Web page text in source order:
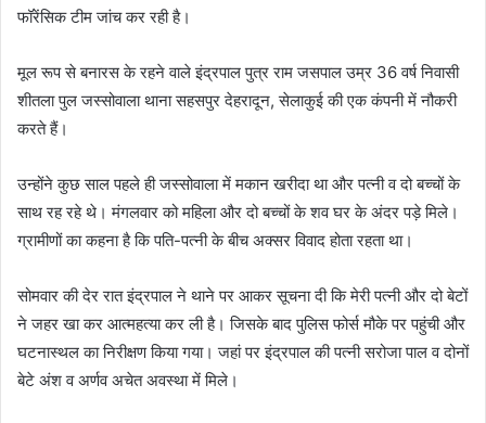
फॉरेंसिक टीम जांच कर रही है।
मूल रूप से बनारस के रहने वाले इंद्रपाल पुत्र राम जसपाल उम्र 36 वर्ष निवासी
शीतला पुल जस्सोवाला थाना सहसपुर देहरादून, सेलाकुई की एक कंपनी में नौकरी
करते हैं।
उन्होंने कुछ साल पहले ही जस्सोवाला में मकान खरीदा था और पत्नी व दो बच्चों के
साथ रह रहे थे। मंगलवार को महिला और दो बच्चों के शव घर के अंदर पड़े मिले।
ग्रामीणों का कहना है कि पति-पत्नी के बीच अक्सर विवाद होता रहता था।
सोमवार की देर रात इंद्रपाल ने थाने पर आकर सूचना दी कि मेरी पत्नी और दो बेटों
ने जहर खा कर आत्महत्या कर ली है। जिसके बाद पुलिस फोर्स मौके पर पहुंची और
घटनास्थल का निरीक्षण किया गया। जहां पर इंद्रपाल की पत्नी सरोजा पाल व दोनों
बेटे अंश व अर्णव अचेत अवस्था में मिले।